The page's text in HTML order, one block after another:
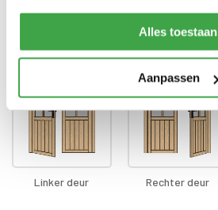
Alles toestaan
Aanpassen
Linker deur Rechter deur